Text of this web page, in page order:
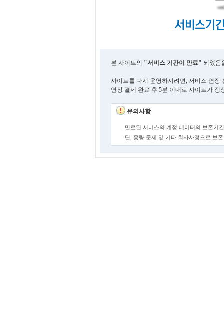
본 사이트의 "서비스 기간이 만료" 되었음
사이트를 다시 운영하시려면, 서비스 연장
연장 결제 완료 후 5분 이내로 사이트가 정
유의사항
- 만료된 서비스의 계정 데이터의 보존기
- 단, 용량 문제 및 기타 회사사정으로 보